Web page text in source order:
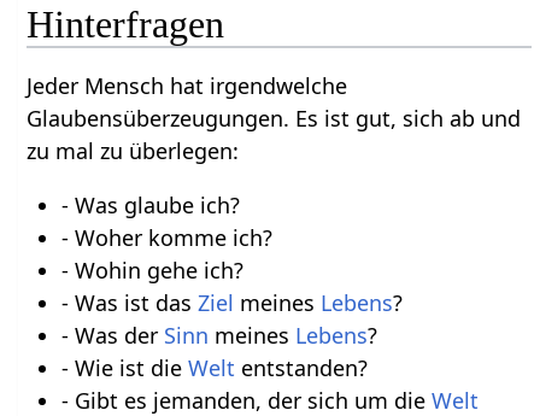
Hinterfragen
Jeder Mensch hat irgendwelche
Glaubensüberzeugungen. Es ist gut, sich ab und
zu mal zu überlegen:
- Was glaube ich?
- Woher komme ich?
- Wohin gehe ich?
- Was ist das Ziel meines Lebens?
- Was der Sinn meines Lebens?
- Wie ist die Welt entstanden?
- Gibt es jemanden, der sich um die Welt